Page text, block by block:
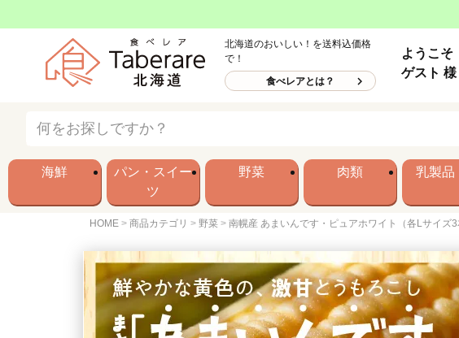
北海道のおいしい！を送料込価格
で！
食べレアとは？
ようこそ
ゲスト 様
海鮮
パン・スイー
ツ
野菜 肉類 乳製品
HOME 商品カテゴリ 野菜 南幌産 あまいんです・ピュアホワイト（各Lサイズ3